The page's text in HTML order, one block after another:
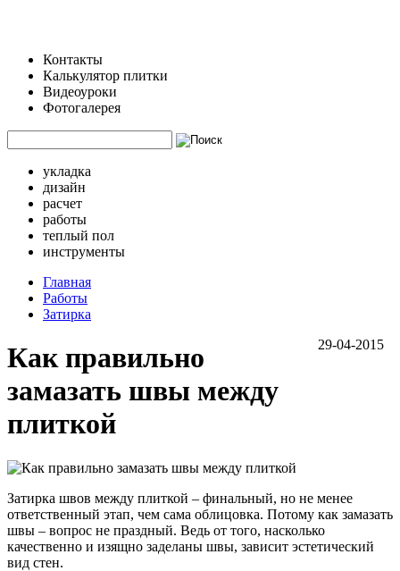
Контакты
Калькулятор плитки
Видеоуроки
Фотогалерея
укладка
дизайн
расчет
работы
теплый пол
инструменты
Главная
Работы
Затирка
29-04-2015
Как правильно
замазать швы между
плиткой
Затирка швов между плиткой – финальный, но не менее
ответственный этап, чем сама облицовка. Потому как замазать
швы – вопрос не праздный. Ведь от того, насколько
качественно и изящно заделаны швы, зависит эстетический
вид стен.